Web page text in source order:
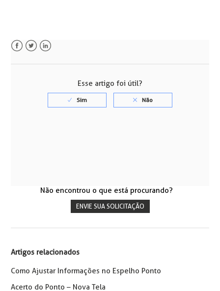
Esse artigo foi útil?
Não encontrou o que está procurando?
ENVIE SUA SOLICITAÇÃO
Artigos relacionados
Como Ajustar Informações no Espelho Ponto
Acerto do Ponto – Nova Tela